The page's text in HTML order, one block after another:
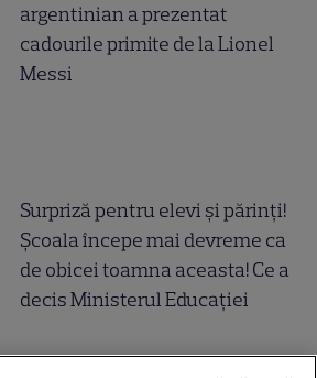
argentinian a prezentat
cadourile primite de la Lionel
Messi
Surpriză pentru elevi și părinți!
Școala începe mai devreme ca
de obicei toamna aceasta! Ce a
decis Ministerul Educației